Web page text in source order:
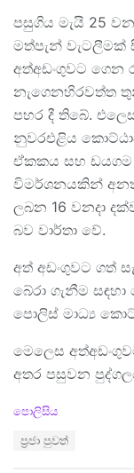
පසුගිය මැයි 25
මත්පැන්
අත්අඩංගුවට ගෙන
නැගෙනහිරවත්ත
පහර දී තිබේ.
නුවරඑළිය
ඒකකය සහ ඩයගම
විමර්ශනයකින්
ලබන 16 වනදා
බව වාර්තා වේ.
අත් අඩංගුවට ගත්
බේරා ගැනීම
පොලිස් මාධ්‍ය
මෙලෙස
අතර පසුවන
C
පොලිසිය
ප්‍රජා පුවත්